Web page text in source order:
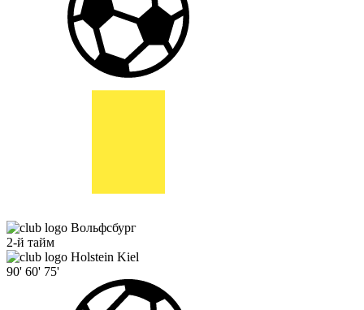
Вольфсбург
2-й тайм
Holstein Kiel
90' 60' 75'